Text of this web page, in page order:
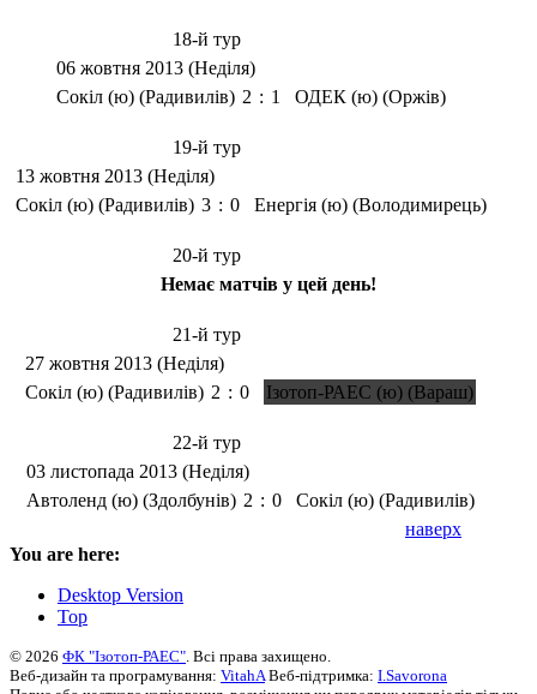
18-й тур
06 жовтня 2013 (Неділя)
Сокіл (ю) (Радивилів) 2 : 1 ОДЕК (ю) (Оржів)
19-й тур
13 жовтня 2013 (Неділя)
Сокіл (ю) (Радивилів) 3 : 0 Енергія (ю) (Володимирець)
20-й тур
Немає матчів у цей день!
21-й тур
27 жовтня 2013 (Неділя)
Сокіл (ю) (Радивилів) 2 : 0 Ізотоп-РАЕС (ю) (Вараш)
22-й тур
03 листопада 2013 (Неділя)
Автоленд (ю) (Здолбунів) 2 : 0
Сокіл (ю) (Радивилів)
наверх
You are here:
Desktop Version
Top
© 2026 ФК "Ізотоп-РАЕС" . Всі права захищено.
Веб-дизайн та програмування: VitahA Веб-підтримка: I.Savorona